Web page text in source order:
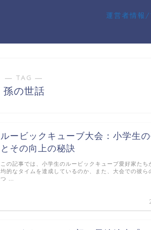
運営者情報/
― TAG ―
孫の世話
ルービックキューブ大会：小学生
とその向上の秘訣
この記事では、小学生のルービックキューブ愛好家たち
均的なタイムを達成しているのか、また、大会での彼ら
つ …